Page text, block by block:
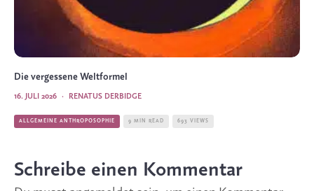
Die vergessene Weltformel
RENATUS DERBIDGE
·
16. JULI 2026
ALLGEMEINE ANTHROPOSOPHIE 9 MIN READ 693 VIEWS
Schreibe einen Kommentar